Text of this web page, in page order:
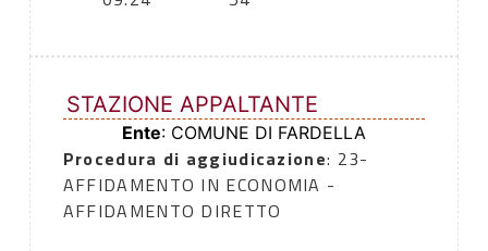
STAZIONE APPALTANTE
Ente: COMUNE DI FARDELLA
Procedura di aggiudicazione: 23-
AFFIDAMENTO IN ECONOMIA -
AFFIDAMENTO DIRETTO